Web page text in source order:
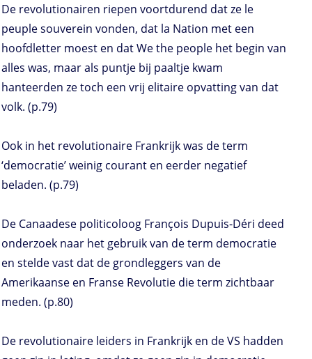
De revolutionairen riepen voortdurend dat ze le
peuple souverein vonden, dat la Nation met een
hoofdletter moest en dat We the people het begin van
alles was, maar als puntje bij paaltje kwam
hanteerden ze toch een vrij elitaire opvatting van dat
volk. (p.79)
Ook in het revolutionaire Frankrijk was de term
‘democratie’ weinig courant en eerder negatief
beladen. (p.79)
De Canaadese politicoloog François Dupuis-Déri deed
onderzoek naar het gebruik van de term democratie
en stelde vast dat de grondleggers van de
Amerikaanse en Franse Revolutie die term zichtbaar
meden. (p.80)
De revolutionaire leiders in Frankrijk en de VS hadden